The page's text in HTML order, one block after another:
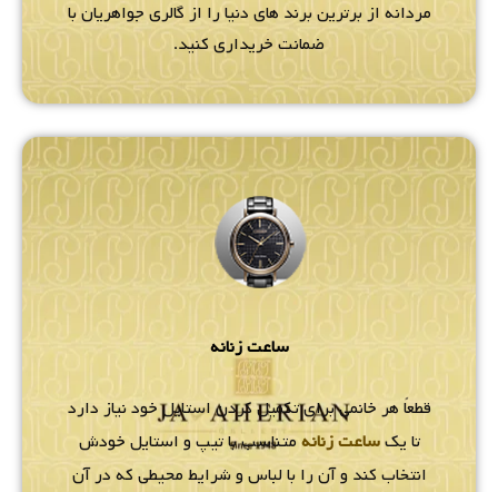
مردانه از برترین برند های دنیا را از گالری جواهریان با
ضمانت خریداری کنید.
ساعت زنانه
قطعاً هر خانمی برای تکمیل کردن استایل خود نیاز دارد
تا یکساعت زنانهمتناسب با تیپ و استایل خودش
انتخاب کند و آن را با لباس و شرایط محیطی که در آن